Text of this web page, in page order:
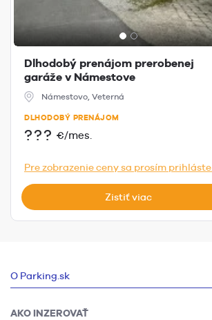
Dlhodobý prenájom prerobenej
garáže v Námestove
Námestovo, Veterná
DLHODOBÝ PRENÁJOM
??? €/mes.
Pre zobrazenie ceny sa prosím prihláste.
Zistiť viac
O Parking.sk
AKO INZEROVAŤ